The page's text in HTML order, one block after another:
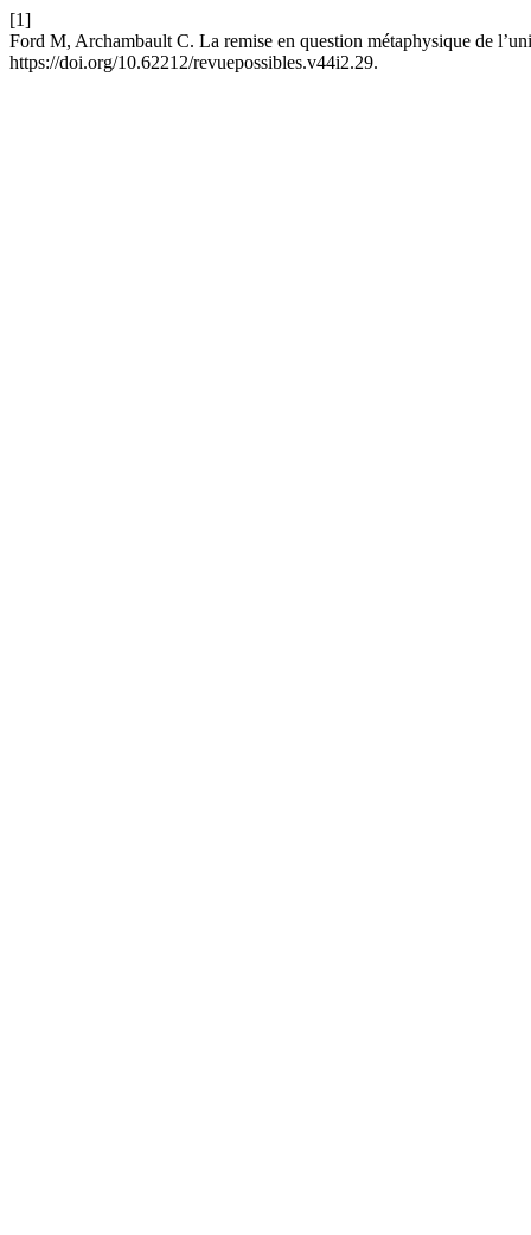
[1]
Ford M, Archambault C. La remise en question métaphysique de
https://doi.org/10.62212/revuepossibles.v44i2.29.